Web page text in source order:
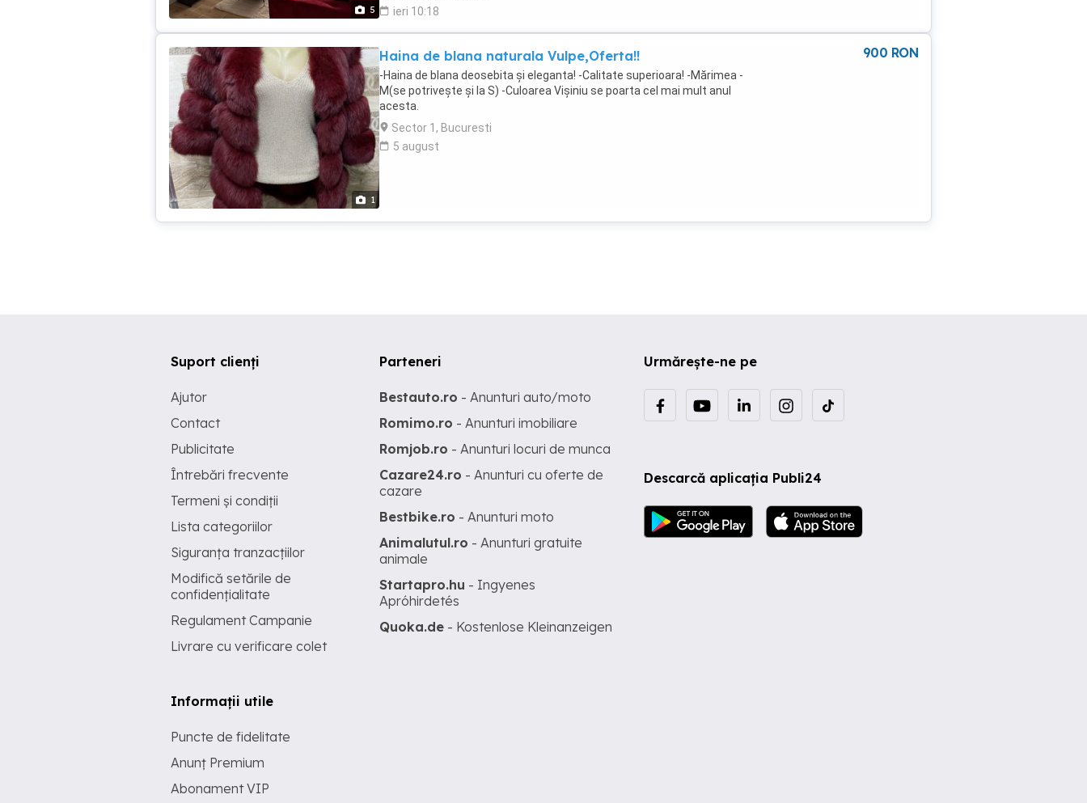
5
ieri 10:18
1
Haina de blana naturala Vulpe,Oferta!!
-Haina de blana deosebita și eleganta! -Calitate superioara! -Mărimea -
M(se potrivește și la S) -Culoarea Vișiniu se poarta cel mai mult anul
acesta.
Sector 1, Bucuresti
5 august
900 RON
Urmărește-ne pe
Descarcă aplicația Publi24
Suport clienți
Ajutor
Contact
Publicitate
Întrebări frecvente
Termeni și condiții
Lista categoriilor
Siguranța tranzacțiilor
Modifică setările de
confidențialitate
Regulament Campanie
Livrare cu verificare colet
Informații utile
Puncte de fidelitate
Anunț Premium
Abonament VIP
Parteneri
Bestauto.ro - Anunturi auto/moto
Romimo.ro - Anunturi imobiliare
Romjob.ro - Anunturi locuri de munca
Cazare24.ro - Anunturi cu oferte de
cazare
Bestbike.ro - Anunturi moto
Animalutul.ro - Anunturi gratuite
animale
Startapro.hu - Ingyenes
Apróhirdetés
Quoka.de - Kostenlose Kleinanzeigen